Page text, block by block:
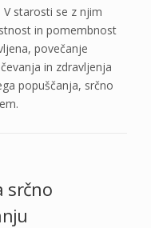
starosti se z njim
in pomembnost
povečanje
in zdravljenja
popuščanja, srčno
srčno